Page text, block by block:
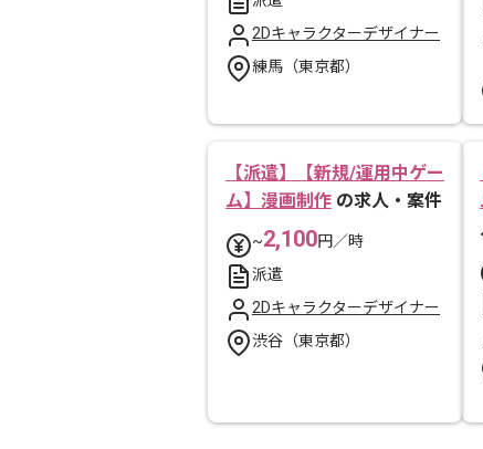
2Dキャラクターデザイナー
練馬（東京都）
【派遣】【新規/運用中ゲー
ム】漫画制作 の求人・案件
~2,100円／時
派遣
2Dキャラクターデザイナー
渋谷（東京都）